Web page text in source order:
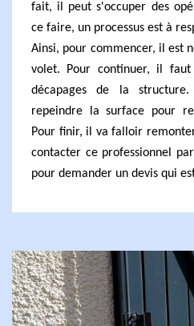
fait, il peut s'occuper des
ce faire, un processus est à
Ainsi, pour commencer, il est
volet. Pour continuer, il
décapages de la
repeindre la surface pour
Pour finir, il va falloir
contacter ce professionnel
pour demander un devis qui